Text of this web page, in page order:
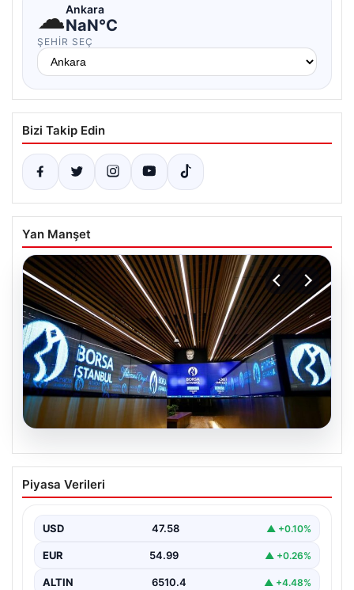
☁Ankara
NaN°C
ŞEHIR SEÇ
Bizi Takip Edin
Yan Manşet
05.08.2026
Yatırım araçlarının haftalık performansı
nasıl oldu?
Gelişmeler", "content": "Türkiye'nin finans piyasalarında
son bir hafta…
Piyasa Verileri
USD 47.58 ▲ +0.10%
EUR 54.99 ▲ +0.26%
ALTIN 6510.4 ▲ +4.48%